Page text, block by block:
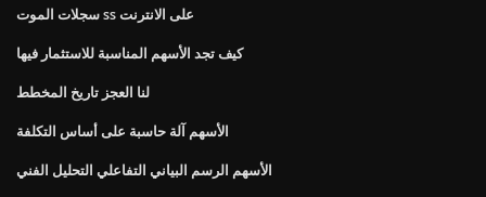
سجلات الموت ss على الانترنت
كيف تجد الأسهم المناسبة للاستثمار فيها
لنا العجز تاريخ المخطط
الأسهم آلة حاسبة على أساس التكلفة
الأسهم الرسم البياني التفاعلي التحليل الفني